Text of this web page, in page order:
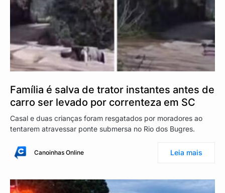
Família é salva de trator instantes antes de
carro ser levado por correnteza em SC
Casal e duas crianças foram resgatados por moradores ao
tentarem atravessar ponte submersa no Rio dos Bugres.
Canoinhas Online Leia mais